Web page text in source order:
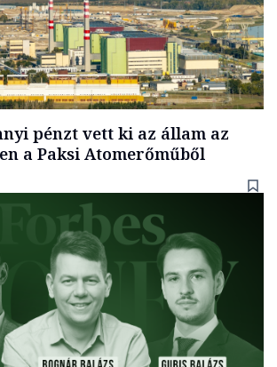
pénzt vett ki az állam az
a Paksi Atomerőműből